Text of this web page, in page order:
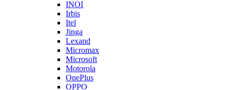
INOI
Irbis
Itel
Jinga
Lexand
Micromax
Microsoft
Motorola
OnePlus
OPPO